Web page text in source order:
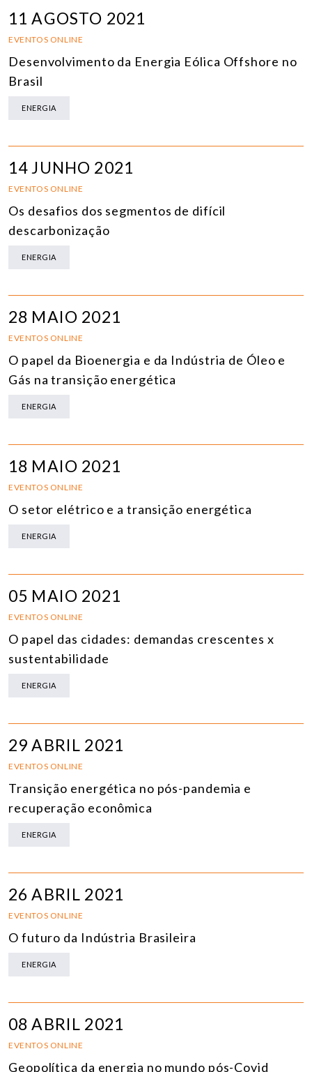
11 AGOSTO 2021
EVENTOS ONLINE
Desenvolvimento da Energia Eólica Offshore no
Brasil
ENERGIA
14 JUNHO 2021
EVENTOS ONLINE
Os desafios dos segmentos de difícil
descarbonização
ENERGIA
28 MAIO 2021
EVENTOS ONLINE
O papel da Bioenergia e da Indústria de Óleo e
Gás na transição energética
ENERGIA
18 MAIO 2021
EVENTOS ONLINE
O setor elétrico e a transição energética
ENERGIA
05 MAIO 2021
EVENTOS ONLINE
O papel das cidades: demandas crescentes x
sustentabilidade
ENERGIA
29 ABRIL 2021
EVENTOS ONLINE
Transição energética no pós-pandemia e
recuperação econômica
ENERGIA
26 ABRIL 2021
EVENTOS ONLINE
O futuro da Indústria Brasileira
ENERGIA
08 ABRIL 2021
EVENTOS ONLINE
Geopolítica da energia no mundo pós-Covid